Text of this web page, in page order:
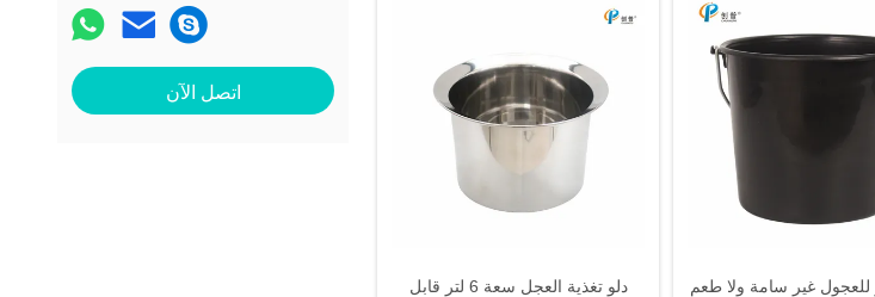
اتصل الآن
دلو تغذية العجل سعة 6 لتر قابل
8 لتر للعجول غير سامة ولا طعم